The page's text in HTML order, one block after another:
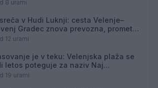
8 urami
v Hudi Luknji: cesta Velenje–
Gradec znova prevozna, promet
enosmeren
12 urami
je v teku: Velenjska plaža se
letos poteguje za naziv Naj
19 urami